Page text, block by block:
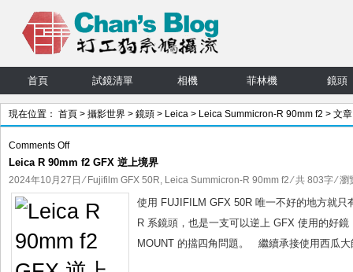
首頁 試鏡清單 相機 菲林機 鏡頭
現在位置： 首頁 > 攝影世界 > 鏡頭 > Leica > Leica Summicron-R 90mm f2 > 文章
Comments Offon
Leica
R
90mm
f2
GFX
逆
上
Leica R 90mm f2 GFX 逆上境界
2024年10月27日 ⁄ Fujifilm GFX 50R, Leica Summicron-R 90mm f2⁄ 共 803字 ⁄
使用 FUJIFILM GFX 50R 唯一不好的地方就
R 系鏡頭，也是一支可以逆上 GFX 使用的好
MOUNT 的擋四角問題。 繼續承接使用西瓜